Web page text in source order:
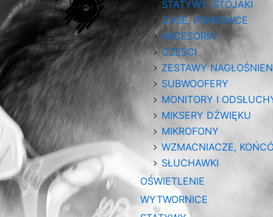
STATYWY, STOJAKI
CASE, POKROWCE
AKCESORIA
CZĘŚCI
ZESTAWY
SUBWOOFERY
MONITORY I
MIKSERY DŹWIĘKU
MIKROFONY
WZMACNIACZE,
SŁUCHAWKI
OŚWIETLENIE
WYTWORNICE